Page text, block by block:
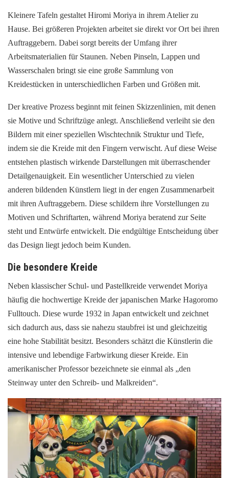
Kleinere Tafeln gestaltet Hiromi Moriya in ihrem Atelier zu
Hause. Bei größeren Projekten arbeitet sie direkt vor Ort bei ihren
Auftraggebern. Dabei sorgt bereits der Umfang ihrer
Arbeitsmaterialien für Staunen. Neben Pinseln, Lappen und
Wasserschalen bringt sie eine große Sammlung von
Kreidestücken in unterschiedlichen Farben und Größen mit.
Der kreative Prozess beginnt mit feinen Skizzenlinien, mit denen
sie Motive und Schriftzüge anlegt. Anschließend verleiht sie den
Bildern mit einer speziellen Wischtechnik Struktur und Tiefe,
indem sie die Kreide mit den Fingern verwischt. Auf diese Weise
entstehen plastisch wirkende Darstellungen mit überraschender
Detailgenauigkeit. Ein wesentlicher Unterschied zu vielen
anderen bildenden Künstlern liegt in der engen Zusammenarbeit
mit ihren Auftraggebern. Diese schildern ihre Vorstellungen zu
Motiven und Schriftarten, während Moriya beratend zur Seite
steht und Entwürfe entwickelt. Die endgültige Entscheidung über
das Design liegt jedoch beim Kunden.
Die besondere Kreide
Neben klassischer Schul- und Pastellkreide verwendet Moriya
häufig die hochwertige Kreide der japanischen Marke Hagoromo
Fulltouch. Diese wurde 1932 in Japan entwickelt und zeichnet
sich dadurch aus, dass sie nahezu staubfrei ist und gleichzeitig
eine hohe Stabilität besitzt. Besonders schätzt die Künstlerin die
intensive und lebendige Farbwirkung dieser Kreide. Ein
amerikanischer Professor bezeichnete sie einmal als „den
Steinway unter den Schreib- und Malkreiden“.